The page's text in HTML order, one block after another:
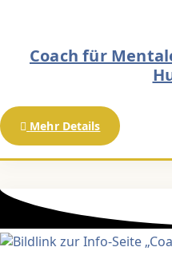
Coach für
Mehr Details